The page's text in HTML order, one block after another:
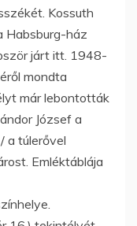
Kossuth
Habsburg-ház
járt itt. 1948-
mondta
már lebontották
József a
a túlerővel
Emléktáblája